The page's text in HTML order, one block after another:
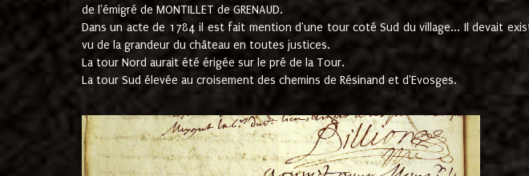
de l'émigré de MONTILLET de GRENAUD.
Dans un acte de 1784 il est fait mention d'une tour coté Sud du village... Il devait
vu de la grandeur du château en toutes justices.
La tour Nord aurait été érigée sur le pré de la Tour.
La tour Sud élevée au croisement des chemins de Résinand et d'Evosges.